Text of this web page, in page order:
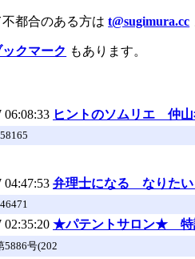
不都合のある方はt@sugimura.cc
クマーク もあります。
06:08:33 ヒントのソムリエ 仲山
04:47:53 弁理士になる なりたい
02:35:20 ★パテントサロン★ 特
5886号(202